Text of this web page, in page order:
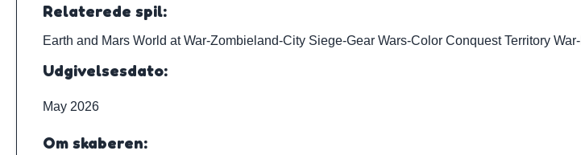
Relaterede spil:
Earth and Mars World at War-Zombieland-City Siege-Gear Wars-Color Conquest Territory War-
Udgivelsesdato:
May 2026
Om skaberen: